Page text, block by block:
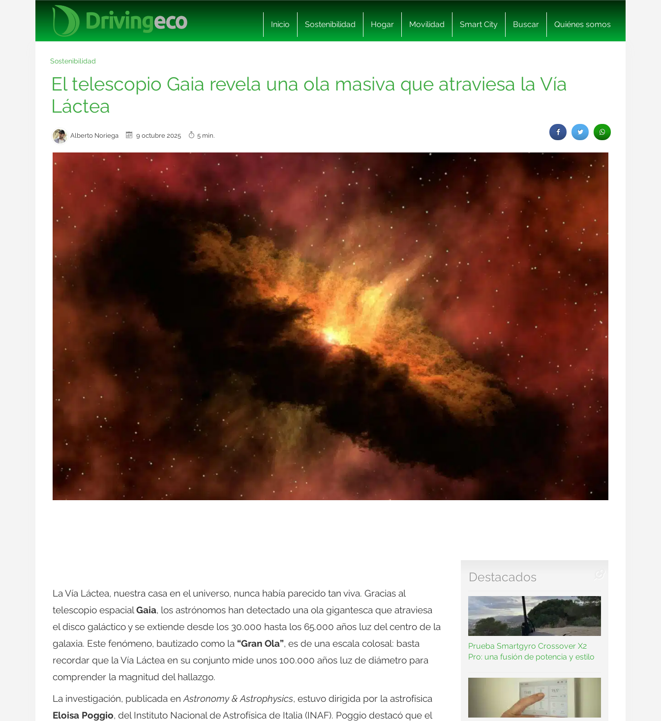
Inicio Sostenibilidad Hogar Movilidad Smart City Buscar Quiénes somos
Sostenibilidad
El telescopio Gaia revela una ola masiva que atraviesa la Vía
Láctea
Alberto Noriega 9 octubre 2025 5 min.
La Vía Láctea, nuestra casa en el universo, nunca había parecido tan viva. Gracias al
telescopio espacialGaia, los astrónomos han detectado una ola gigantesca que atraviesa
el disco galáctico y se extiende desde los 30.000 hasta los 65.000 años luz del centro de la
galaxia. Este fenómeno, bautizado como la “Gran Ola”, es de una escala colosal: basta
recordar que la Vía Láctea en su conjunto mide unos 100.000 años luz de diámetro para
comprender la magnitud del hallazgo.
La investigación, publicada en Astronomy & Astrophysics, estuvo dirigida por la astrofísica
Eloisa Poggio, del Instituto Nacional de Astrofísica de Italia (INAF). Poggio destacó que el
Destacados
Prueba Smartgyro Crossover X2
Pro: una fusión de potencia y estilo